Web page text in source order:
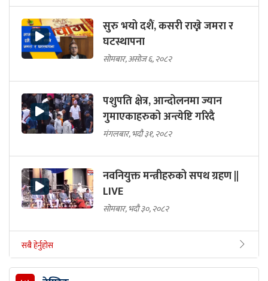
सुरु भयो दशैं, कसरी राख्ने जमरा र
घटस्थापना
सोमबार, असोज ६, २०८२
पशुपति क्षेत्र, आन्दोलनमा ज्यान
गुमाएकाहरुको अन्त्येष्टि गरिदै
मंगलबार, भदौ ३१, २०८२
नवनियुक्त मन्त्रीहरुको सपथ ग्रहण ||
LIVE
सोमबार, भदौ ३०, २०८२
सबै हेर्नुहोस